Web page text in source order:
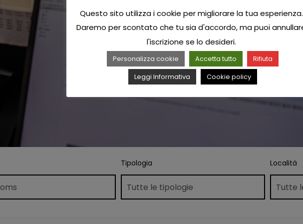
Tipologia Località
Questo sito utilizza i cookie per migliorare la tua esperienza.
Daremo per scontato che tu sia d'accordo, ma puoi
l'iscrizione se lo desideri.
Personalizza cookie Accetta tutto
Rifiuta
Leggi Informativa
Cookie policy